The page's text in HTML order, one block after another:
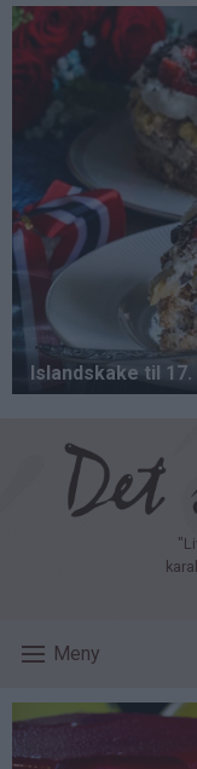
Hopp
hovedinnhold
Meny